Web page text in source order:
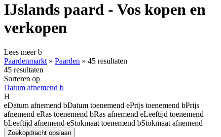
IJslands paard - Vos kopen en
verkopen
Lees meerb
Paardenmarkt » Paarden » 45 resultaten
45 resultaten
Sorteren op
Datum afnemend b
H
eDatum afnemend bDatum toenemend ePrijs toenemend bPrijs
afnemend eRas toenemend bRas afnemend eLeeftijd toenemend
bLeeftijd afnemend eStokmaat toenemend bStokmaat afnemend
Zoekopdracht opslaan